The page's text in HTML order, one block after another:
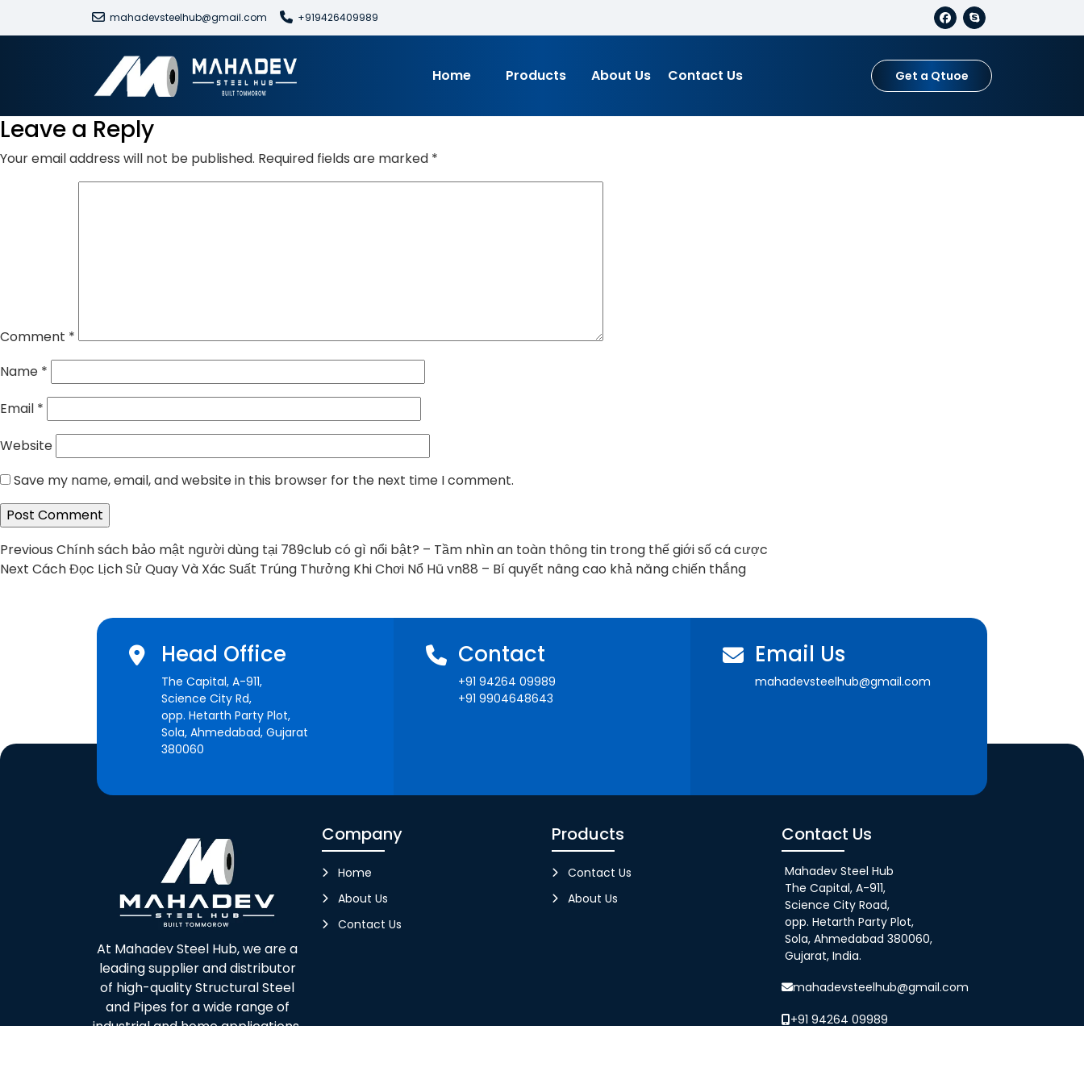
mahadevsteelhub@gmail.com +919426409989
Home Products About Us Contact Us Get a Qtuoe
Leave a Reply
Your email address will not be published. Required fields are marked *
Comment *
Name *
Email *
Website
Save my name, email, and website in this browser for the next time I comment.
Post
Previous Previous
post:
Chính sách bảo mật người dùng tại 789club có gì nổi bật? – Tầm nhìn an toàn thông tin trong thế giới số cá cược
Next Next
Cách Đọc Lịch Sử Quay Và Xác Suất Trúng Thưởng Khi Chơi Nổ Hũ vn88 – Bí quyết nâng cao khả năng chiến thắng
Head Office
The Capital, A-911,
Science City Rd,
opp. Hetarth Party Plot,
Sola, Ahmedabad, Gujarat
380060
Contact
+91 94264 09989
+91 9904648643
Email Us
mahadevsteelhub@gmail.com
At Mahadev Steel Hub, we are a
leading supplier and distributor
of high-quality Structural Steel
and Pipes for a wide range of
industrial and home applications.
Company
Home
About Us
Contact Us
Products
Contact Us
About Us
Contact Us
Mahadev Steel Hub
The Capital, A-911,
Science City Road,
opp. Hetarth Party Plot,
Sola, Ahmedabad 380060,
Gujarat, India.
mahadevsteelhub@gmail.com
+91 94264 09989